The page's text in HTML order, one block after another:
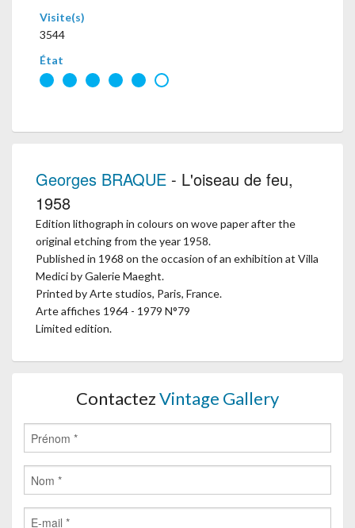
Visite(s)
3544
État
Georges BRAQUE - L'oiseau de feu,
1958
Edition lithograph in colours on wove paper after the
original etching from the year 1958.
Published in 1968 on the occasion of an exhibition at Villa
Medici by Galerie Maeght.
Printed by Arte studios, Paris, France.
Arte affiches 1964 - 1979 N°79
Limited edition.
ContactezVintage Gallery